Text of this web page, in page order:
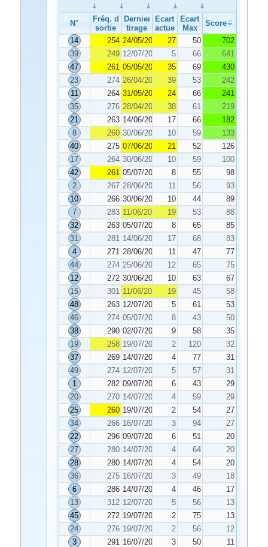
N°
Fréq. de
sortie
Dernier
tirage
Ecart
actuel
Ecart
Max
Score
14
254 24/05/2025 27 50
702
39
249 12/07/2025 5 66
641
47
261 05/05/2025 35 69
430
23
274 26/04/2025 39 53
242
11
264 31/05/2025 24 66
241
35
276 28/04/2025 38 61
219
21
263 14/06/2025 17 66
182
8
260 30/06/2025 10 59
133
40
275 07/06/2025 21 52
126
17
264 30/06/2025 10 59
100
42
261 05/07/2025 8 55
98
2
267 28/06/2025 11 56
93
10
266 30/06/2025 10 44
89
7
283 11/06/2025 19 53
88
32
263 05/07/2025 8 65
85
31
281 14/06/2025 17 68
83
4
271 28/06/2025 11 47
77
44
274 25/06/2025 12 65
75
12
272 30/06/2025 10 63
67
15
301 11/06/2025 19 45
58
48
263 12/07/2025 5 61
53
46
274 05/07/2025 8 43
50
38
290 02/07/2025 9 58
35
19
258 19/07/2025 2 120
32
37
269 14/07/2025 4 77
31
49
274 12/07/2025 5 57
31
1
282 09/07/2025 6 43
29
20
270 14/07/2025 4 59
29
25
260 19/07/2025 2 54
27
34
266 16/07/2025 3 94
27
22
296 09/07/2025 6 51
20
27
280 14/07/2025 4 64
20
28
280 14/07/2025 4 54
20
36
275 16/07/2025 3 49
18
6
286 14/07/2025 4 46
17
13
312 12/07/2025 5 56
13
45
272 19/07/2025 2 75
13
24
276 19/07/2025 2 56
12
3
291 16/07/2025 3 50
11